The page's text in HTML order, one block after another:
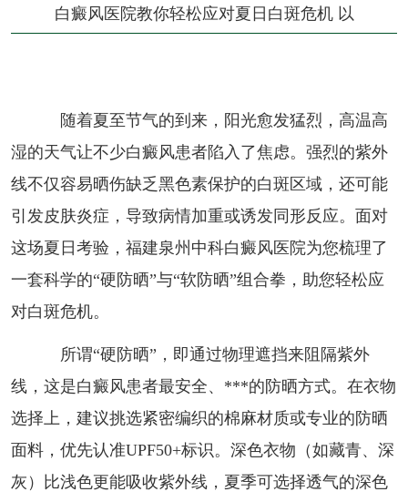
白癜风医院教你轻松应对夏日白斑危机 以
随着夏至节气的到来，阳光愈发猛烈，高温高
湿的天气让不少白癜风患者陷入了焦虑。强烈的紫外
线不仅容易晒伤缺乏黑色素保护的白斑区域，还可能
引发皮肤炎症，导致病情加重或诱发同形反应。面对
这场夏日考验，福建泉州中科白癜风医院为您梳理了
一套科学的“硬防晒”与“软防晒”组合拳，助您轻松应
对白斑危机。
所谓“硬防晒”，即通过物理遮挡来阻隔紫外
线，这是白癜风患者最安全、***的防晒方式。在衣物
选择上，建议挑选紧密编织的棉麻材质或专业的防晒
面料，优先认准UPF50+标识。深色衣物（如藏青、深
灰）比浅色更能吸收紫外线，夏季可选择透气的深色